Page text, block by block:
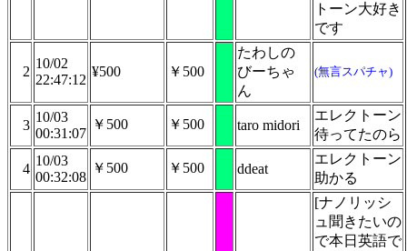
トーン大好き
です
2
10/02
22:47:12
¥500 ￥500
たわしの
びーちゃ
ん
(無言スパチャ)
3
10/03
00:31:07
￥500 ￥500 taro midori
エレクトーン
待ってたのら
4
10/03
00:32:08
￥500 ￥500 ddeat
エレクトーン
助かる
[ナノリッシ
ュ聞きたいの
で本日英語で